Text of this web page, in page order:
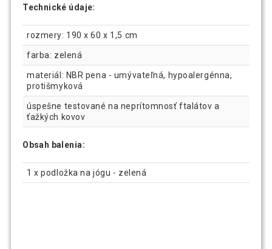
Technické údaje:
rozmery: 190 x 60 x 1,5 cm
farba: zelená
materiál: NBR pena - umývateľná, hypoalergénna,
protišmyková
úspešne testované na neprítomnosť ftalátov a
ťažkých kovov
Obsah balenia:
1 x podložka na jógu - zelená